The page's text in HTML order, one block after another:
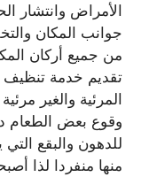
الأمراض وانتشار
جوانب المكان
من جميع أركان
تقديم خدمة تنظيف
المرئية والغير
وقوع بعض الطعام
للدهون والبقع
منها منفردا لذا